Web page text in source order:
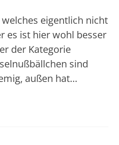
eigentlich nicht
es ist hier wohl besser
der Kategorie
sind
außen hat…